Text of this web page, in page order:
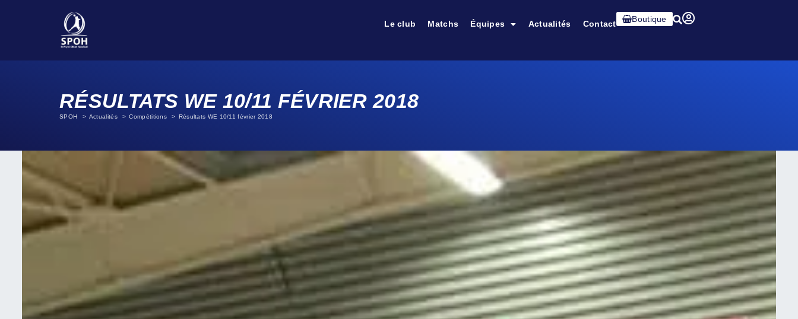
Le club Matchs Équipes Actualités Contact Boutique
RÉSULTATS WE 10/11 FÉVRIER 2018
SPOH Actualités Compétitions Résultats WE 10/11 février 2018